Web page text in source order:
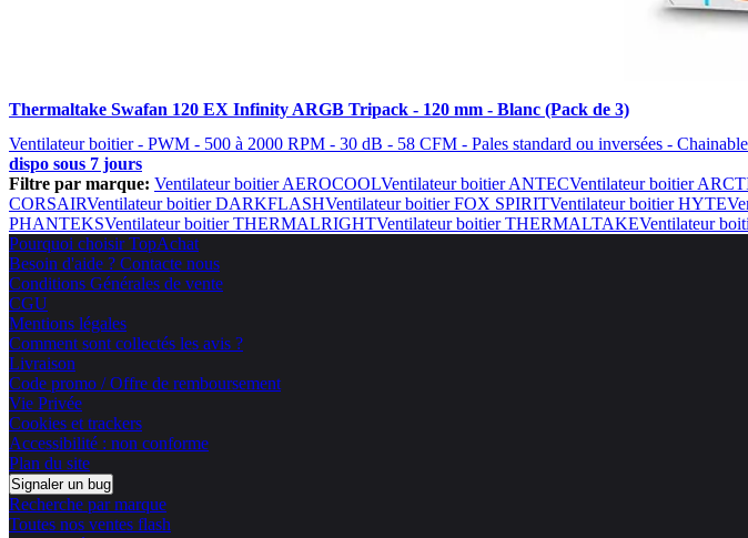
Thermaltake Swafan 120 EX Infinity ARGB Tripack - 120 mm - Blanc (Pack de 3)
Ventilateur boitier - PWM - 500 à 2000 RPM - 30 dB - 58 CFM - Pales standard ou inversées -
dispo sous 7 jours
Filtre par marque: Ventilateur boitier AEROCOOLVentilateur boitier ANTECVentilateur boitier
CORSAIRVentilateur boitier DARKFLASHVentilateur boitier FOX SPIRITVentilateur boitier HYTE
PHANTEKSVentilateur boitier THERMALRIGHTVentilateur boitier THERMALTAKEVentilateur
Pourquoi choisir TopAchat
Besoin d'aide ? Contacte nous
Conditions Générales de vente
CGU
Mentions légales
Comment sont collectés les avis ?
Livraison
Code promo / Offre de remboursement
Vie Privée
Cookies et trackers
Accessibilité : non conforme
Plan du site
Signaler un bug
Recherche par marque
Toutes nos ventes flash